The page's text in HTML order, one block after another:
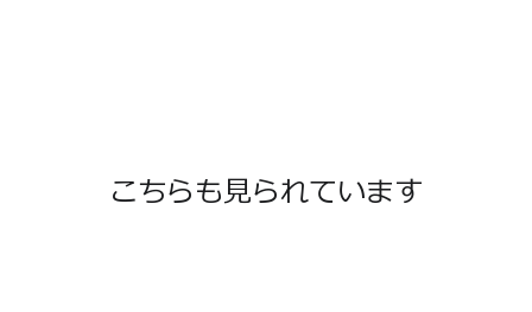
こちらも見られています